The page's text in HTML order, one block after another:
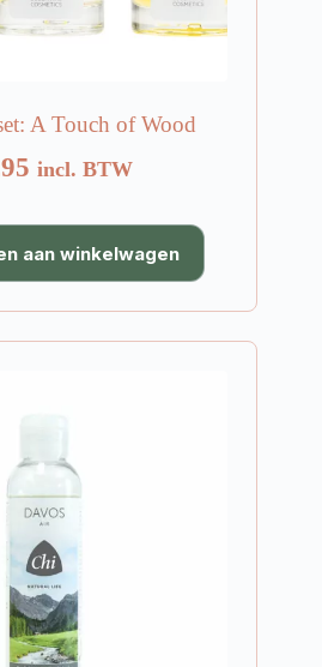
A Touch of Wood
incl. BTW
aan winkelwagen